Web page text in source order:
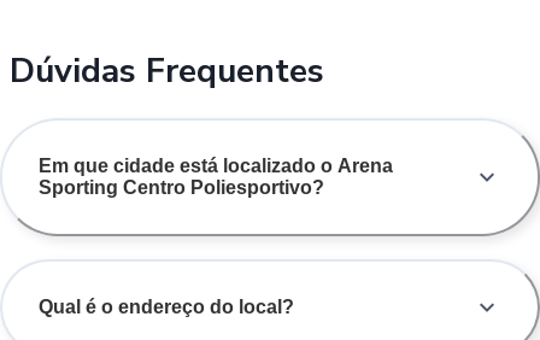
Dúvidas Frequentes
Em que cidade está localizado o Arena
Sporting Centro Poliesportivo?
Qual é o endereço do local?